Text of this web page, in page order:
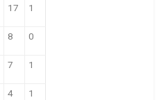
17 1
8 0
7 1
4 1